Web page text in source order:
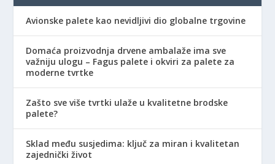
Avionske palete kao nevidljivi dio globalne trgovine
Domaća proizvodnja drvene ambalaže ima sve
važniju ulogu – Fagus palete i okviri za palete za
moderne tvrtke
Zašto sve više tvrtki ulaže u kvalitetne brodske
palete?
Sklad među susjedima: ključ za miran i kvalitetan
zajednički život